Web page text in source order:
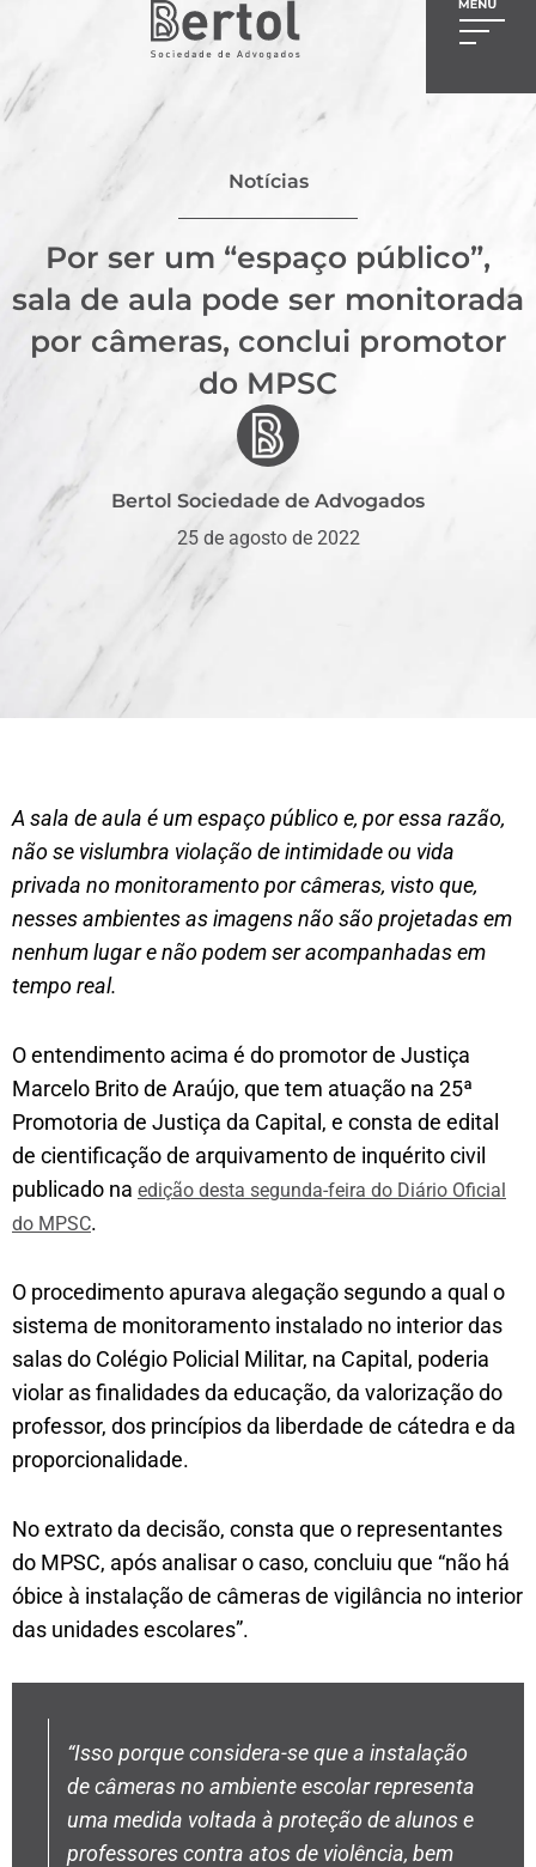
Notícias
Por ser um “espaço público”,
sala de aula pode ser monitorada
por câmeras, conclui promotor
do MPSC
Bertol Sociedade de Advogados
25 de agosto de 2022
A sala de aula é um espaço público e, por essa razão,
não se vislumbra violação de intimidade ou vida
privada no monitoramento por câmeras, visto que,
nesses ambientes as imagens não são projetadas em
nenhum lugar e não podem ser acompanhadas em
tempo real.
O entendimento acima é do promotor de Justiça
Marcelo Brito de Araújo, que tem atuação na 25ª
Promotoria de Justiça da Capital, e consta de edital
de cientificação de arquivamento de inquérito civil
publicado na edição desta segunda-feira do Diário Oficial
do MPSC.
O procedimento apurava alegação segundo a qual o
sistema de monitoramento instalado no interior das
salas do Colégio Policial Militar, na Capital, poderia
violar as finalidades da educação, da valorização do
professor, dos princípios da liberdade de cátedra e da
proporcionalidade.
No extrato da decisão, consta que o representantes
do MPSC, após analisar o caso, concluiu que “não há
óbice à instalação de câmeras de vigilância no interior
das unidades escolares”.
“Isso porque considera-se que a instalação
de câmeras no ambiente escolar representa
uma medida voltada à proteção de alunos e
professores contra atos de violência, bem